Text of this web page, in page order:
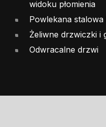
widoku płomienia
Powlekana
Żeliwne drzwiczki i
Odwracalne drzwi